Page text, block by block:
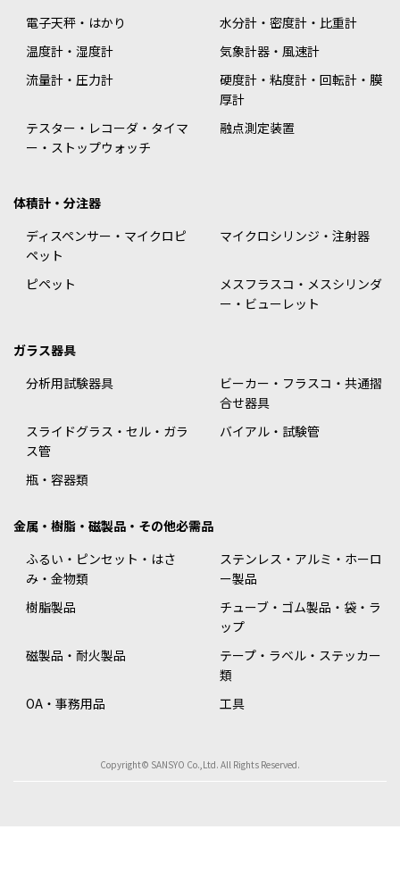
電子天秤・はかり
水分計・密度計・比重計
温度計・湿度計
気象計器・風速計
流量計・圧力計
硬度計・粘度計・回転計・膜
厚計
テスター・レコーダ・タイマ
ー・ストップウォッチ
融点測定装置
体積計・分注器
ディスペンサー・マイクロピ
ペット
マイクロシリンジ・注射器
ピペット
メスフラスコ・メスシリンダ
ー・ビューレット
ガラス器具
分析用試験器具
ビーカー・フラスコ・共通摺
合せ器具
スライドグラス・セル・ガラ
ス管
バイアル・試験管
瓶・容器類
金属・樹脂・磁製品・その他必需品
ふるい・ピンセット・はさ
み・金物類
ステンレス・アルミ・ホーロ
ー製品
樹脂製品
チューブ・ゴム製品・袋・ラ
ップ
磁製品・耐火製品
テープ・ラベル・ステッカー
類
OA・事務用品
工具
Copyright© SANSYO Co.,Ltd. All Rights Reserved.